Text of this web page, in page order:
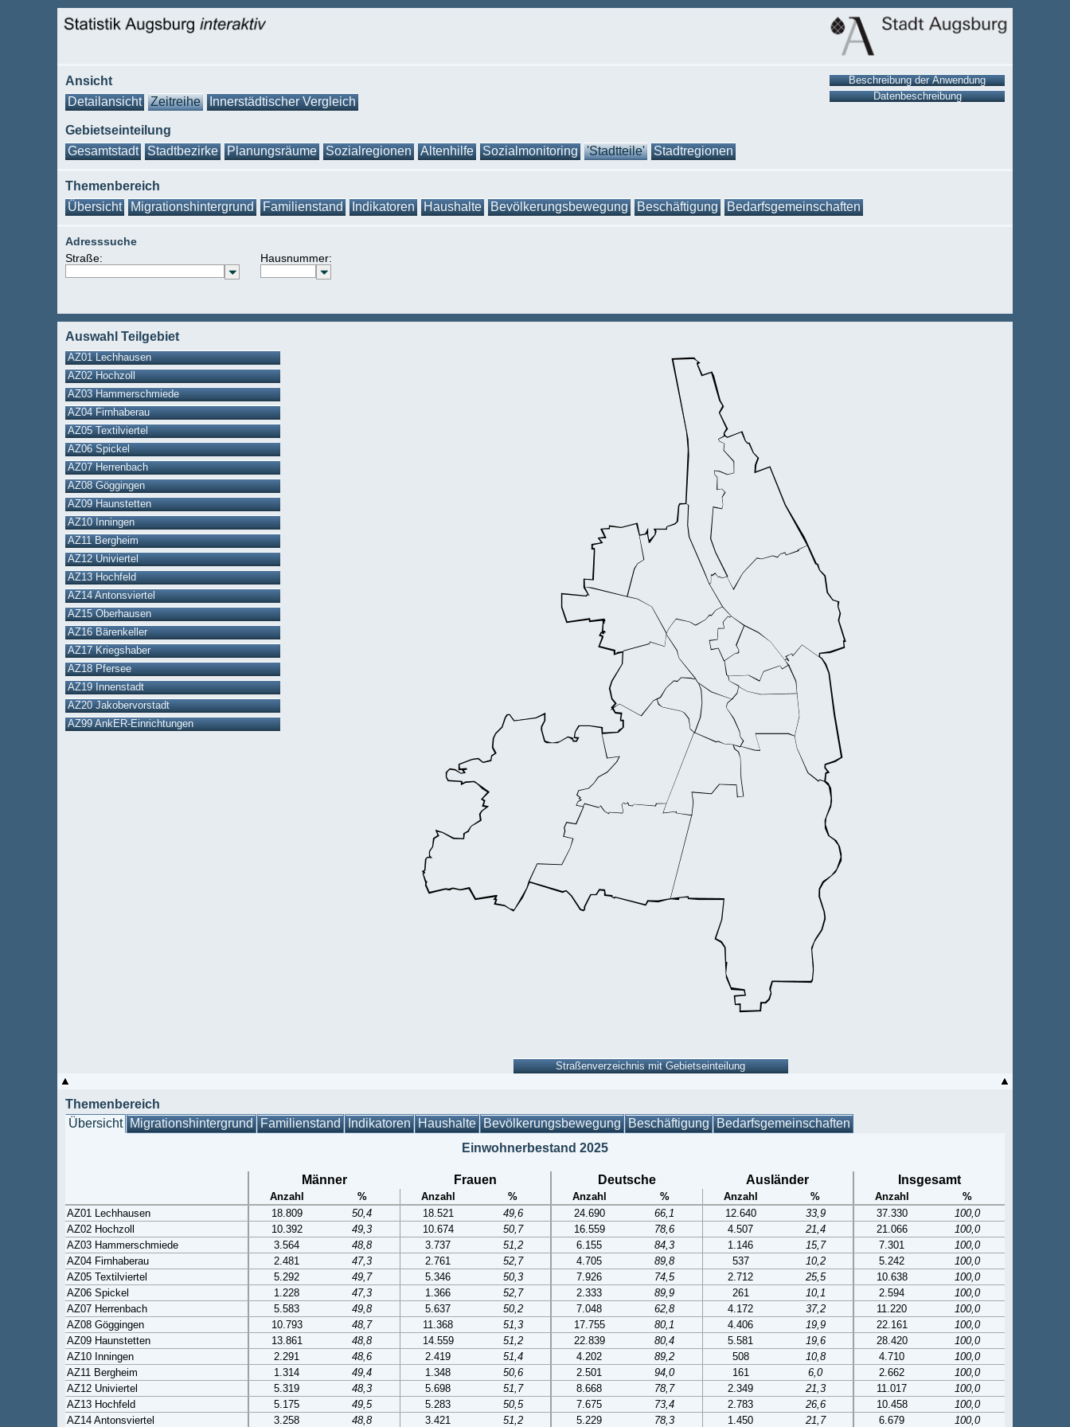
Ansicht
Detailansicht
Zeitreihe Innerstädtischer Vergleich
Gebietseinteilung
Gesamtstadt
Stadtbezirke Planungsräume Sozialregionen Altenhilfe Sozialmonitoring 'Stadtteile' Stadtregionen
Themenbereich
Übersicht
Migrationshintergrund Familienstand Indikatoren Haushalte Bevölkerungsbewegung Beschäftigung Bedarfsgemeinschaften
Adresssuche
Straße:
Hausnummer:
Auswahl Teilgebiet
AZ01 Lechhausen
AZ02 Hochzoll
AZ03 Hammerschmiede
AZ04 Firnhaberau
AZ05 Textilviertel
AZ06 Spickel
AZ07 Herrenbach
AZ08 Göggingen
AZ09 Haunstetten
AZ10 Inningen
AZ11 Bergheim
AZ12 Univiertel
AZ13 Hochfeld
AZ14 Antonsviertel
AZ15 Oberhausen
AZ16 Bärenkeller
AZ17 Kriegshaber
AZ18 Pfersee
AZ19 Innenstadt
AZ20 Jakobervorstadt
AZ99 AnkER-Einrichtungen
Themenbereich
Übersicht Migrationshintergrund Familienstand Indikatoren Haushalte Bevölkerungsbewegung Beschäftigung Bedarfsgemeinschaften
Einwohnerbestand 2025
Männer Frauen Deutsche Ausländer Insgesamt
Anzahl % Anzahl % Anzahl % Anzahl % Anzahl
%
AZ01 Lechhausen
18.809 50,4 18.521 49,6 24.690 66,1 12.640 33,9 37.330
100,0
AZ02 Hochzoll
10.392 49,3 10.674 50,7 16.559 78,6 4.507 21,4 21.066
100,0
AZ03 Hammerschmiede
3.564 48,8 3.737 51,2 6.155 84,3 1.146 15,7 7.301
100,0
AZ04 Firnhaberau
2.481 47,3 2.761 52,7 4.705 89,8 537 10,2 5.242
100,0
AZ05 Textilviertel
5.292 49,7 5.346 50,3 7.926 74,5 2.712 25,5 10.638
100,0
AZ06 Spickel
1.228 47,3 1.366 52,7 2.333 89,9 261 10,1 2.594
100,0
AZ07 Herrenbach
5.583 49,8 5.637 50,2 7.048 62,8 4.172 37,2 11.220
100,0
AZ08 Göggingen
10.793 48,7 11.368 51,3 17.755 80,1 4.406 19,9 22.161
100,0
AZ09 Haunstetten
13.861 48,8 14.559 51,2 22.839 80,4 5.581 19,6 28.420
100,0
AZ10 Inningen
2.291 48,6 2.419 51,4 4.202 89,2 508 10,8 4.710
100,0
AZ11 Bergheim
1.314 49,4 1.348 50,6 2.501 94,0 161 6,0 2.662
100,0
AZ12 Univiertel
5.319 48,3 5.698 51,7 8.668 78,7 2.349 21,3 11.017
100,0
AZ13 Hochfeld
5.175 49,5 5.283 50,5 7.675 73,4 2.783 26,6 10.458
100,0
AZ14 Antonsviertel
3.258 48,8 3.421 51,2 5.229 78,3 1.450 21,7 6.679 100,0